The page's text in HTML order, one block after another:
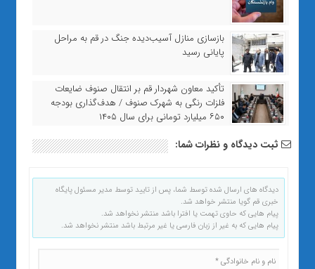
بازسازی منازل آسیب‌دیده جنگ در قم به مراحل
پایانی رسید
تأکید معاون شهردار قم بر انتقال صنوف ضایعات
فلزات رنگی به شهرک صنوف / هدف‌گذاری بودجه
۶۵۰ میلیارد تومانی برای سال ۱۴۰۵
ثبت دیدگاه و نظرات شما:
دیدگاه های ارسال شده توسط شما، پس از تایید توسط مدیر مسئول پایگاه
خبری قم گویا منتشر خواهد شد.
پیام هایی که حاوی تهمت یا افترا باشد منتشر نخواهد شد.
پیام هایی که به غیر از زبان فارسی یا غیر مرتبط باشد منتشر نخواهد شد.